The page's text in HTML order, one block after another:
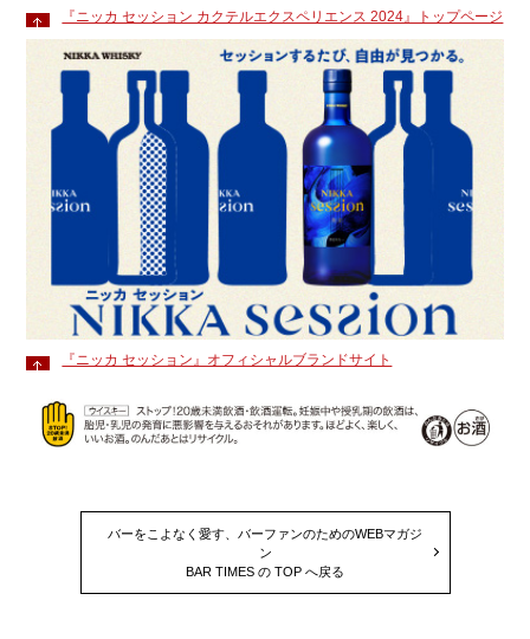
『ニッカ セッション カクテルエクスペリエンス 2024』トップページ
『ニッカ セッション』オフィシャルブランドサイト
バーをこよなく愛す、バーファンのためのWEBマガジ
ン
BAR TIMES の TOP へ戻る